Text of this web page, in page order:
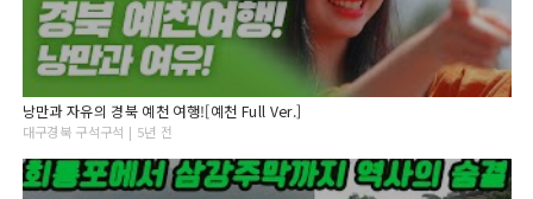
낭만과 자유의 경북 예천 여행![예천 Full Ver.]
대구경북 구석구석 | 5년 전